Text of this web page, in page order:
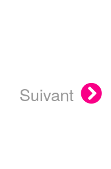
Suivant